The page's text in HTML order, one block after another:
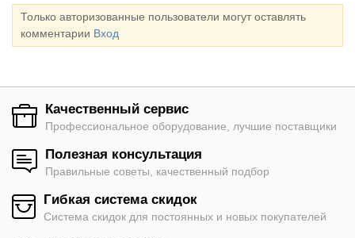
Только авторизованные пользователи могут оставлять
комментарии Вход
Качественный сервис
Профессиональное оборудование, лучшие поставщики
Полезная консультация
Правильные советы, качественный подбор
Гибкая система скидок
Система скидок для постоянных и новых покупателей